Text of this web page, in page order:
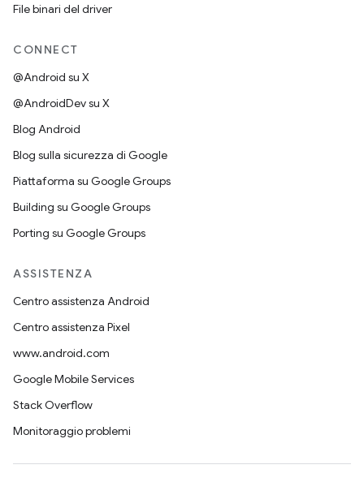
File binari del driver
CONNECT
@Android su X
@AndroidDev su X
Blog Android
Blog sulla sicurezza di Google
Piattaforma su Google Groups
Building su Google Groups
Porting su Google Groups
ASSISTENZA
Centro assistenza Android
Centro assistenza Pixel
www.android.com
Google Mobile Services
Stack Overflow
Monitoraggio problemi